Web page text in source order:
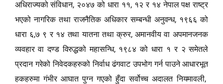
अधिराज्यको संविधान, २०४७ को धारा ११, १२ र १४ नेपाल पक्ष राष्ट्र
भएको नागरिक तथा राजनैतिक अधिकार सम्बन्धी अनुवन्ध, १९६६ को
धारा ६,७ ९ र १४ तथा यातना तथा क्रुर,अमानवीय वा अपमानजनक
व्यवहार वा दण्ड विरुद्धको महासन्धि, १९८४ को धारा १ र २ समेतले
प्रदान गरेको निवेदकहरुको निर्वाध ढंगवाट उपभोग गर्न पाउने आधारभूत
हकहरुमा गंभीर आघात पुग्न गएको हुँदा सर्वोच्च अदालत नियमावली,